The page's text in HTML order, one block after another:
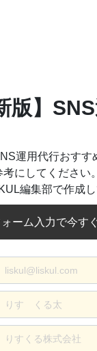
版】
運用代行おす
にしてください。
編集部で作成
ーム入力で今す